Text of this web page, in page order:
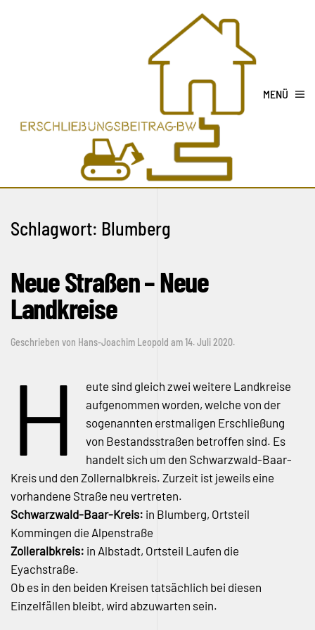
MENÜ
Schlagwort: Blumberg
Neue Straßen – Neue
Landkreise
Geschrieben von Hans-Joachim Leopold am14. Juli 2020.
H
eute sind gleich zwei weitere Landkreise
aufgenommen worden, welche von der
sogenannten erstmaligen Erschließung
von Bestandsstraßen betroffen sind. Es
handelt sich um den Schwarzwald-Baar-
Kreis und den Zollernalbkreis. Zurzeit ist jeweils eine
vorhandene Straße neu vertreten.
Schwarzwald-Baar-Kreis: in Blumberg, Ortsteil
Kommingen die Alpenstraße
Zolleralbkreis: in Albstadt, Ortsteil Laufen die
Eyachstraße.
Ob es in den beiden Kreisen tatsächlich bei diesen
Einzelfällen bleibt, wird abzuwarten sein.